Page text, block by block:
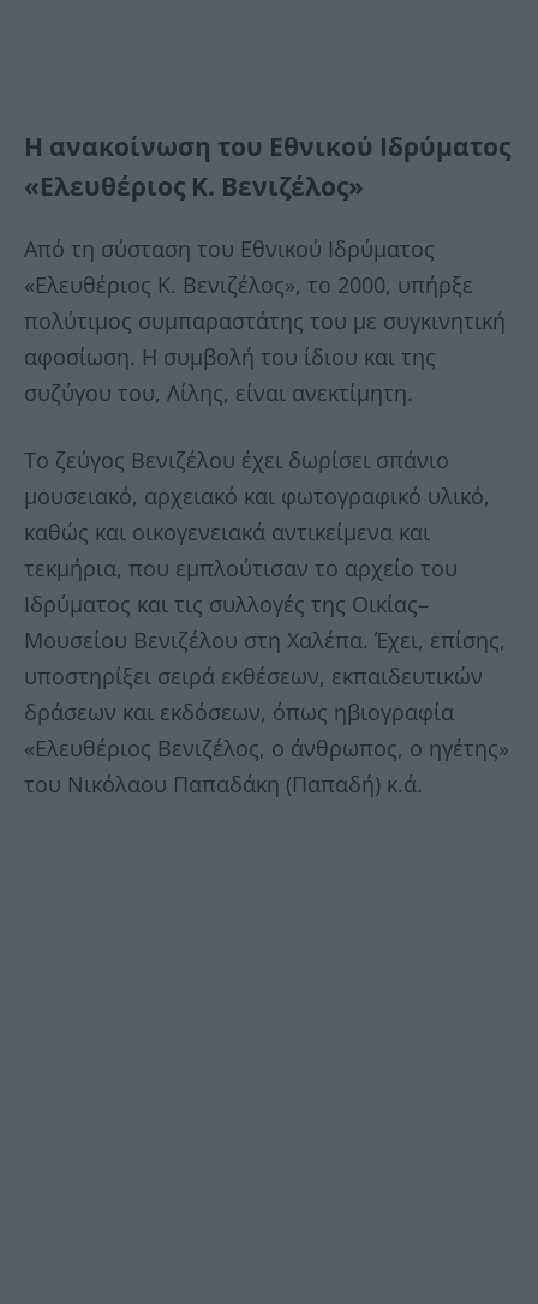
Η ανακοίνωση του Εθνικού Ιδρύματος
«Ελευθέριος Κ. Βενιζέλος»
Από τη σύσταση του Εθνικού Ιδρύματος
«Ελευθέριος Κ. Βενιζέλος», το 2000, υπήρξε
πολύτιμος συμπαραστάτης του με συγκινητική
αφοσίωση. Η συμβολή του ίδιου και της
συζύγου του, Λίλης, είναι ανεκτίμητη.
Το ζεύγος Βενιζέλου έχει δωρίσει σπάνιο
μουσειακό, αρχειακό και φωτογραφικό υλικό,
καθώς και οικογενειακά αντικείμενα και
τεκμήρια, που εμπλούτισαν το αρχείο του
Ιδρύματος και τις συλλογές της Οικίας–
Μουσείου Βενιζέλου στη Χαλέπα. Έχει, επίσης,
υποστηρίξει σειρά εκθέσεων, εκπαιδευτικών
δράσεων και εκδόσεων, όπως ηβιογραφία
«Ελευθέριος Βενιζέλος, ο άνθρωπος, ο ηγέτης»
του Νικόλαου Παπαδάκη (Παπαδή) κ.ά.